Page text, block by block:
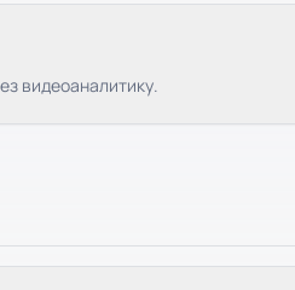
видеоаналитику.